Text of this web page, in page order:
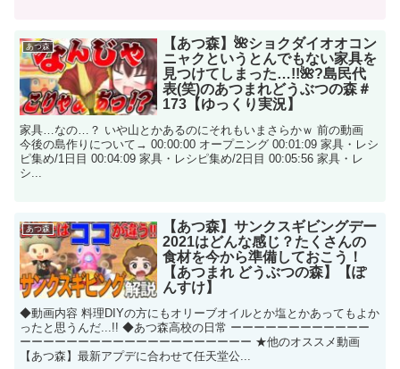
あつ森
【あつ森】🌺ショクダイオオコン
ニャクというとんでもない家具を
見つけてしまった…!!🌺?島民代
表(笑)のあつまれどうぶつの森＃
173【ゆっくり実況】
家具…なの…？ いや山とかあるのにそれもいまさらかｗ 前の動画
今後の島作りについて→ 00:00:00 オープニング 00:01:09 家具・レシ
ピ集め/1日目 00:04:09 家具・レシピ集め/2日目 00:05:56 家具・レ
シ...
あつ森
【あつ森】サンクスギビングデー
2021はどんな感じ？たくさんの
食材を今から準備しておこう！
【あつまれ どうぶつの森】【ぽ
んすけ】
◆動画内容 料理DIYの方にもオリーブオイルとか塩とかあってもよか
ったと思うんだ...!! ◆あつ森高校の日常 ーーーーーーーーーーーー
ーーーーーーーーーーーーーーーーーーーー ★他のオススメ動画
【あつ森】最新アプデに合わせて任天堂公...